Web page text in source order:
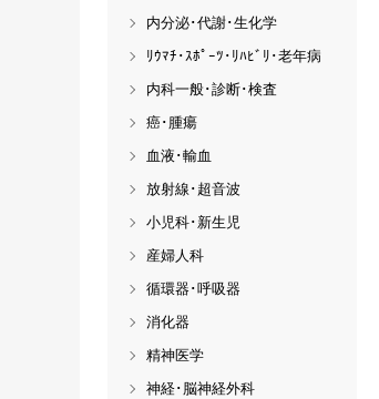
内分泌･代謝･生化学
ﾘｳﾏﾁ･ｽﾎﾟｰﾂ･ﾘﾊﾋﾞﾘ･老年病
内科一般･診断･検査
癌･腫瘍
血液･輸血
放射線･超音波
小児科･新生児
産婦人科
循環器･呼吸器
消化器
精神医学
神経･脳神経外科